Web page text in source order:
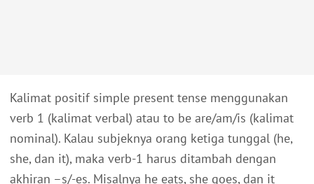
Kalimat positif simple present tense menggunakan
verb 1 (kalimat verbal) atau to be are/am/is (kalimat
nominal). Kalau subjeknya orang ketiga tunggal (he,
she, dan it), maka verb-1 harus ditambah dengan
akhiran –s/-es. Misalnya he eats, she goes, dan it